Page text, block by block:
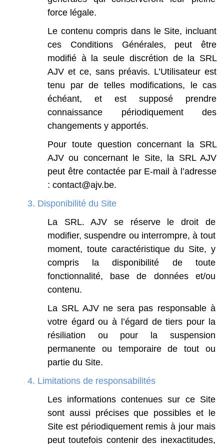
force légale.
Le contenu compris dans le Site, incluant
ces
Conditions Générales, peut
être
modifié à la seule discrétion de la SRL
AJV et ce, sans préavis. L’Utilisateur est
tenu
par de telles modifications, le cas
échéant,
et est supposé
prendre
connaissance
périodiquement
des
changements y apportés.
Pour toute question concernant la SRL
AJV ou concernant le Site, la SRL AJV
peut être contactée par E-mail à l’adresse
: contact@ajv.be.
3. Disponibilité du Site
La
SRL. AJV se réserve le droit
de
modifier, suspendre ou interrompre, à tout
moment, toute caractéristique du Site, y
compris
la disponibilité de
toute
fonctionnalité,
base de données
et/ou
contenu.
La SRL AJV ne sera pas responsable à
votre égard ou à l’égard de tiers pour la
résiliation
ou pour la
suspension
permanente
ou temporaire de tout
ou
partie du Site.
4. Limitations de responsabilités
Les informations contenues sur ce Site
sont aussi précises que possibles et le
Site est périodiquement remis à jour mais
peut toutefois contenir des inexactitudes,